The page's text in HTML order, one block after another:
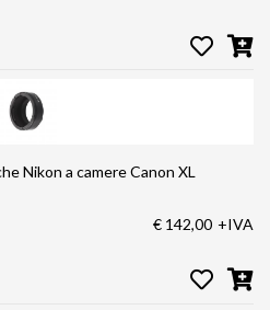
Nikon a camere Canon XL
€ 142,00 +IVA